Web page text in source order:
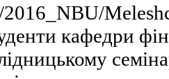
кафедри